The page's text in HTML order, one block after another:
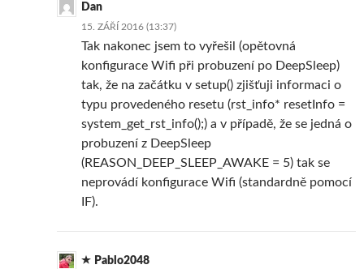
Dan
15. ZÁŘÍ 2016 (13:37)
Tak nakonec jsem to vyřešil (opětovná
konfigurace Wifi při probuzení po DeepSleep)
tak, že na začátku v setup() zjišťuji informaci o
typu provedeného resetu (rst_info* resetInfo =
system_get_rst_info();) a v případě, že se jedná o
probuzení z DeepSleep
(REASON_DEEP_SLEEP_AWAKE = 5) tak se
neprovádí konfigurace Wifi (standardně pomocí
IF).
Pablo2048